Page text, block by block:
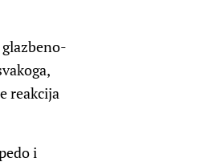
reakcija
i